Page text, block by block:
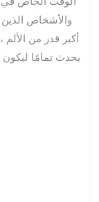
والأشخاص
أكبر قدر من الألم
يحدث تمامًا